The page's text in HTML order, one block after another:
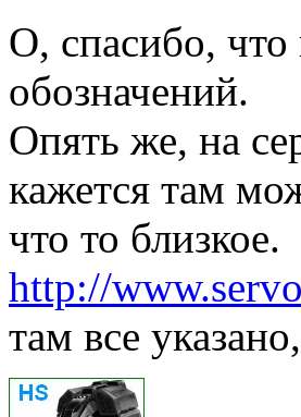
О, спасибо,
обозначений.
Опять же, на
кажется там
что то близкое.
http://
там все